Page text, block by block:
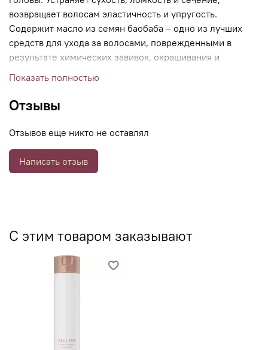
возвращает волосам эластичность и упругость.
Содержит масло из семян баобаба – одно из лучших
средств для ухода за волосами, поврежденными в
результате химических завивок, окрашивания и
распрямления. Восстанавливает волосы по всей длине,
шелковистость и блеск.
Показать полностью
Отзывы
Отзывов еще никто не оставлял
Написать отзыв
С этим товаром заказывают